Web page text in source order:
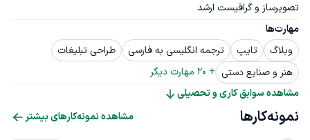
تصویرساز و گرافیست ارشد
مهارت‌ها
وبلاگ
تایپ ترجمه انگلیسی به فارسی
طراحی تبلیغات
هنر و صنایع دستی +
20 مهارت دیگر
مشاهده سوابق کاری و تحصیلی
نمونه‌کارها مشاهده نمونه‌کارهای بیشتر